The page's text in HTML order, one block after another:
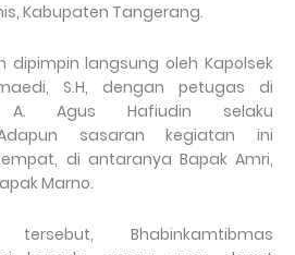
Kabupaten Tangerang.
dipimpin langsung oleh Kapolsek
S.H, dengan petugas di
A. Agus Hafiudin selaku
sasaran kegiatan ini
di antaranya Bapak Amri,
Marno.
Bhabinkamtibmas